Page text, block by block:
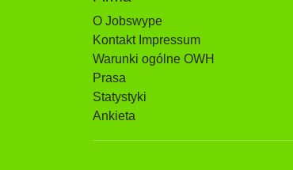
O Jobswype
Kontakt Impressum
Warunki ogólne OWH
Prasa
Statystyki
Ankieta